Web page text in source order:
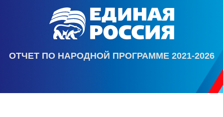
ОТЧЕТ ПО НАРОДНОЙ ПРОГРАММЕ 2021-2026